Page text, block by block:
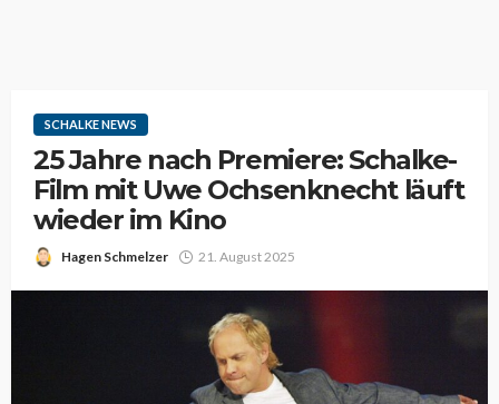
SCHALKE NEWS
25 Jahre nach Premiere: Schalke-
Film mit Uwe Ochsenknecht läuft
wieder im Kino
Hagen Schmelzer 21. August 2025